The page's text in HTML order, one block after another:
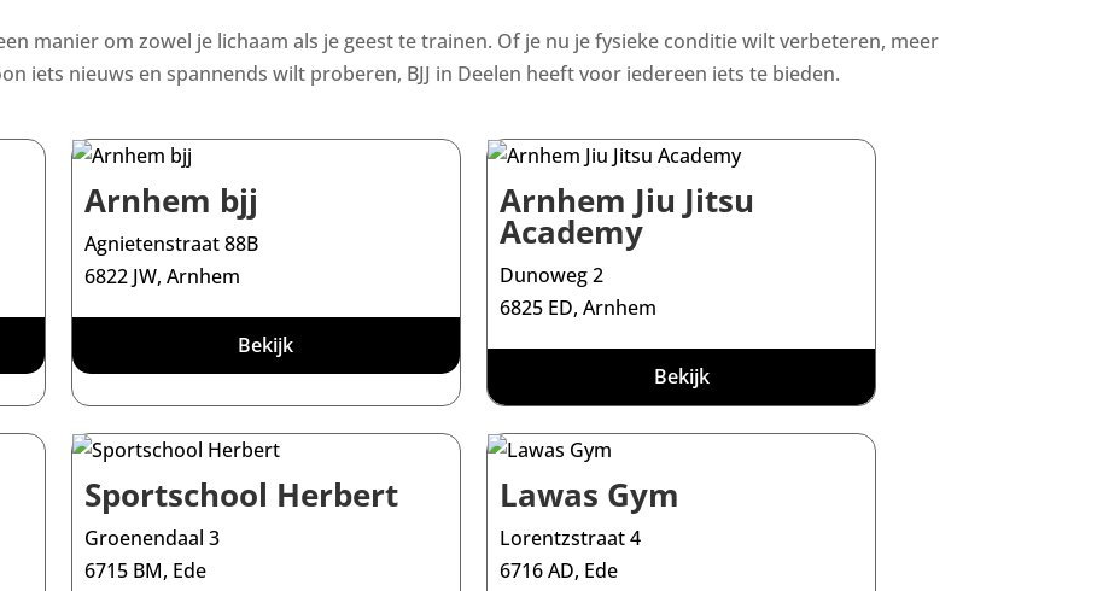
manier om zowel je lichaam als je geest te trainen. Of je nu je fysieke conditie wilt verbeteren, meer
iets nieuws en spannends wilt proberen, BJJ in Deelen heeft voor iedereen iets te bieden.
Arnhem bjj
Agnietenstraat 88B
6822 JW, Arnhem
Bekijk
Arnhem Jiu Jitsu
Academy
Dunoweg 2
6825 ED, Arnhem
Bekijk
Sportschool Herbert
Groenendaal 3
6715 BM, Ede
Lawas Gym
Lorentzstraat 4
6716 AD, Ede